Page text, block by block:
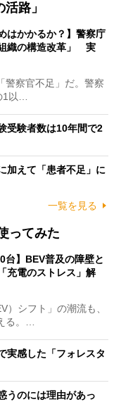
路」
はかかるか？】警察庁
織の構造改革」 実
察官不足」だ。警察
以…
受験者数は10年間で2
加えて「患者不足」に
一覧を見る
ってみた
台】BEV普及の障壁と
充電のストレス」解
シフト」の潮流も、
る。…
実感した「フォレスタ
うのには理由があっ